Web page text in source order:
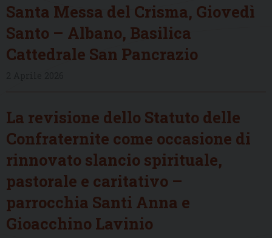
Santa Messa del Crisma, Giovedì
Santo – Albano, Basilica
Cattedrale San Pancrazio
La revisione dello Statuto delle
Confraternite come occasione di
rinnovato slancio spirituale,
pastorale e caritativo –
parrocchia Santi Anna e
Gioacchino Lavinio